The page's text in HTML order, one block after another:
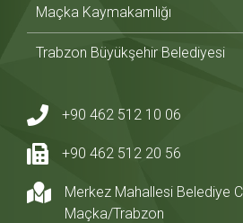
Maçka Kaymakamlığı
Trabzon Büyükşehir Belediyesi
+90 462 512 10 06
+90 462 512 20 56
Merkez Mahallesi Belediye
Maçka/Trabzon